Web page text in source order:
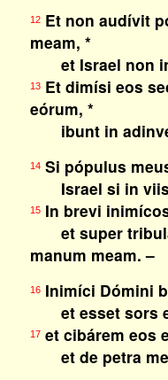
12Et non audívit
meam, *
et Israel non
13Et dimísi eos
eórum, *
ibunt in
14Si pópulus
Israel si in viis
15In brevi
et super
manum meam. –
16Inimíci Dómini
et esset sors
17et cibárem eos
et de petra